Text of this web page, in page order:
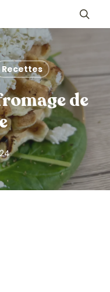
Recettes
de